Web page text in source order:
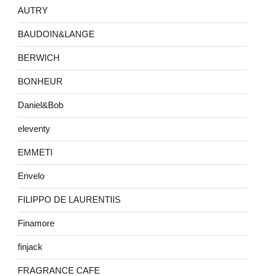
AUTRY
BAUDOIN&LANGE
BERWICH
BONHEUR
Daniel&Bob
eleventy
EMMETI
Envelo
FILIPPO DE LAURENTIIS
Finamore
finjack
FRAGRANCE CAFE